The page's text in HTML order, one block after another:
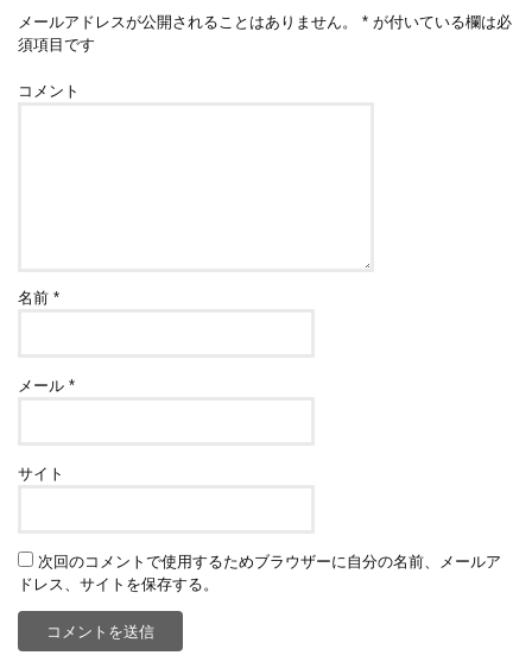
メールアドレスが公開されることはありません。 * が付いている欄は必
須項目です
コメント
名前*
メール*
サイト
次回のコメントで使用するためブラウザーに自分の名前、メールア
ドレス、サイトを保存する。